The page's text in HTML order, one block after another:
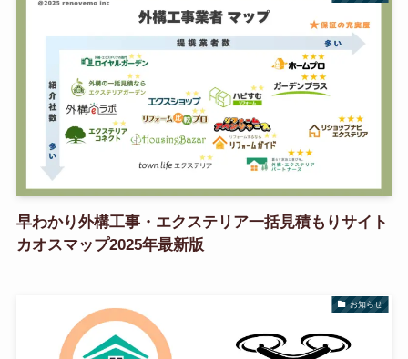
早わかり外構工事・エクステリア一括見積もりサイト
カオスマップ2025年最新版
お知らせ